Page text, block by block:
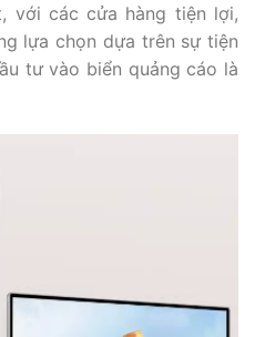
với các cửa hàng tiện lợi,
lựa chọn dựa trên sự tiện
tư vào biển quảng cáo là